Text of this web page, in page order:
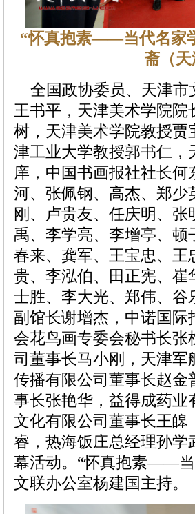
“怀真抱素——当代名家
斋（
全国政协委员、天津市
王书平，天津美术学院
树，天津美术学院教授
津工业大学教授郭书仁
庠，中国书画报社社长
河、张佩钢、高杰、郑
刚、卢贵友、任庆明、
禹、李学亮、李增亭、
春来、龚军、王宝忠、
贵、李泓伯、田正宪、
士胜、李大光、郑伟、
副馆长谢增杰，中诺国
会花鸟画专委会秘书长
司董事长马小刚，天津
传播有限公司董事长赵
事长张艳华，益得成药
文化有限公司董事长王
睿，热海饭庄总经理孙
幕活动。“怀真抱素——当
文联办公室杨建国主持。